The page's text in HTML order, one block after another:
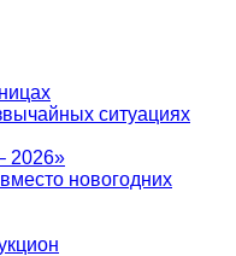
ситуациях
2026»
новогодних